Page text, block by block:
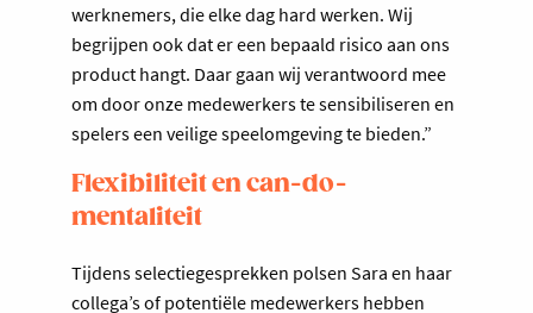
werknemers, die elke dag hard werken. Wij
begrijpen ook dat er een bepaald risico aan ons
product hangt. Daar gaan wij verantwoord mee
om door onze medewerkers te sensibiliseren en
spelers een veilige speelomgeving te bieden.”
Flexibiliteit en can-do-
mentaliteit
Tijdens selectiegesprekken polsen Sara en haar
collega’s of potentiële medewerkers hebben